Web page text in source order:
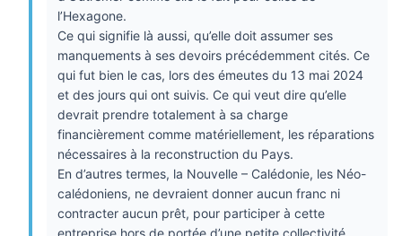
l’Hexagone.
Ce qui signifie là aussi, qu’elle doit assumer ses
manquements à ses devoirs précédemment cités. Ce
qui fut bien le cas, lors des émeutes du 13 mai 2024
et des jours qui ont suivis. Ce qui veut dire qu’elle
devrait prendre totalement à sa charge
financièrement comme matériellement, les réparations
nécessaires à la reconstruction du Pays.
En d’autres termes, la Nouvelle – Calédonie, les Néo-
calédoniens, ne devraient donner aucun franc ni
contracter aucun prêt, pour participer à cette
entreprise hors de portée d’une petite collectivité